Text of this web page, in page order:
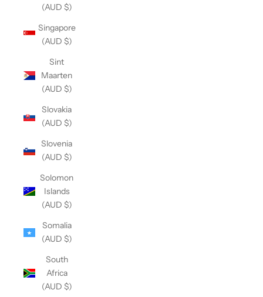
(AUD $)
Singapore
(AUD $)
Sint
Maarten
(AUD $)
Slovakia
(AUD $)
Slovenia
(AUD $)
Solomon
Islands
(AUD $)
Somalia
(AUD $)
South
Africa
(AUD $)